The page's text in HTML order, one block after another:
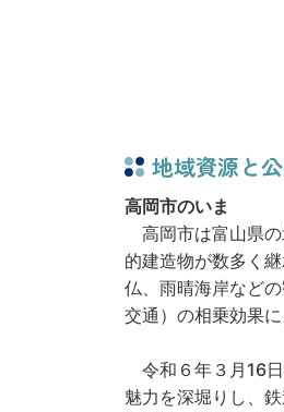
地域資源と
高岡市のいま
高岡市は富山県の
的建造物が数多く
仏、雨晴海岸など
交通）の相乗効果
令和６年３月16
魅力を深堀りし、